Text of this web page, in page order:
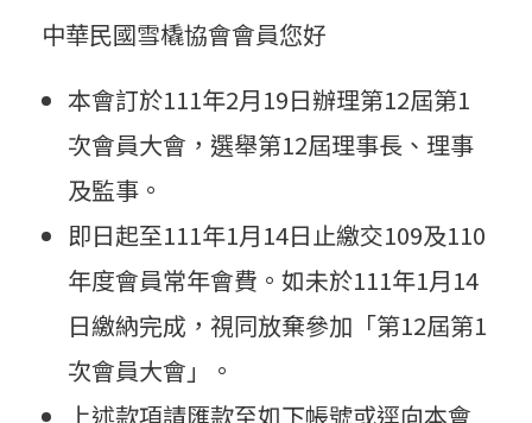
中華民國雪橇協會會員您好
本會訂於111年2月19日辦理第12屆第1
次會員大會，選舉第12屆理事長、理事
及監事。
即日起至111年1月14日止繳交109及110
年度會員常年會費。如未於111年1月14
日繳納完成，視同放棄參加「第12屆第1
次會員大會」。
上述款項請匯款至如下帳號或逕向本會